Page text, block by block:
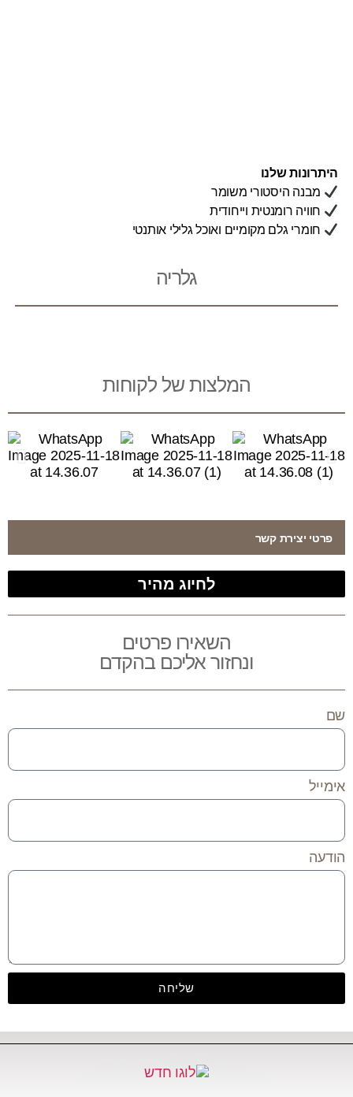
היתרונות שלנו
מבנה היסטורי משומר
חוויה רומנטית וייחודית
חומרי גלם מקומיים ואוכל גלילי אותנטי
גלריה
המלצות של לקוחות
פרטי יצירת קשר
לחיוג מהיר
השאירו פרטים
ונחזור אליכם בהקדם
שם
אימייל
הודעה
שליחה